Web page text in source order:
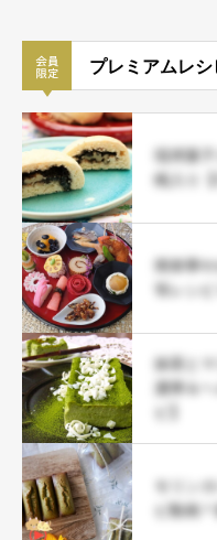
プレミアムレシ
琉球菓
桃入り
簡単華
等レシ
抹茶と
濃厚＆
モリン
ピ動画